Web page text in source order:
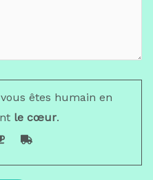
êtes humain en
le cœur.